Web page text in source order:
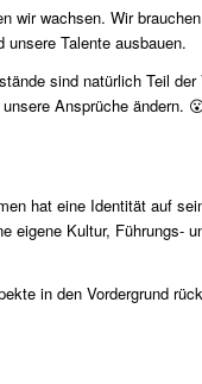
wir wachsen. Wir
Talente ausbauen.
sind natürlich Teil
Ansprüche ändern.
hat eine Identität auf
Kultur, Führungs-
in den Vordergrund